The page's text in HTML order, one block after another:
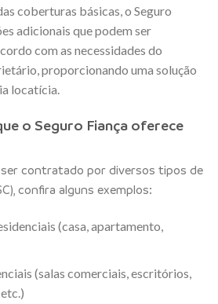
coberturas básicas, o Seguro
adicionais que podem ser
com as necessidades do
proporcionando uma solução
locatícia.
o Seguro Fiança oferece
ser contratado por diversos tipos de
confira alguns exemplos:
(casa, apartamento,
(salas comerciais, escritórios,